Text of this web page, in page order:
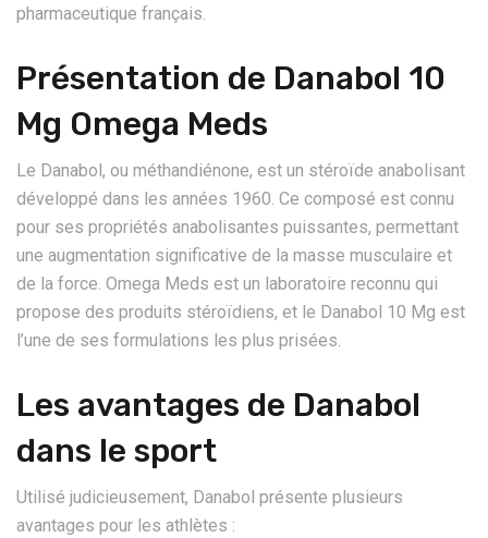
pharmaceutique français.
Présentation de Danabol 10
Mg Omega Meds
Le Danabol, ou méthandiénone, est un stéroïde anabolisant
développé dans les années 1960. Ce composé est connu
pour ses propriétés anabolisantes puissantes, permettant
une augmentation significative de la masse musculaire et
de la force. Omega Meds est un laboratoire reconnu qui
propose des produits stéroïdiens, et le Danabol 10 Mg est
l’une de ses formulations les plus prisées.
Les avantages de Danabol
dans le sport
Utilisé judicieusement, Danabol présente plusieurs
avantages pour les athlètes :